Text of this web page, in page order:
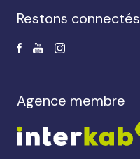
restons connectés
agence membre